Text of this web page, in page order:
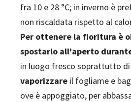
fra 10 e 28 °C; in inverno è
non riscaldata rispetto al
Per ottenere la fioritura è
spostarlo all'aperto
in luogo fresco soprattutto
vaporizzare il fogliame e
ove è appoggiato, per